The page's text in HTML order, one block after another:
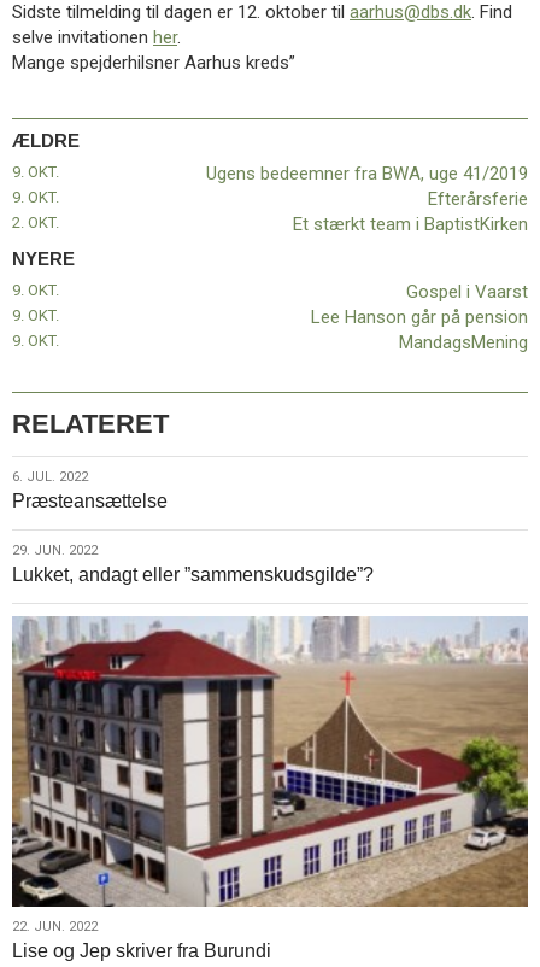
9.0:
Forside
10.0:
Nyheder
11.0:
Kalender
13.0:
Værktøjskassen
14.0:
Mission
15.0:
Om
BaptistKirken
16.0:
Kontakt
Næste
indlæg:
Gospel
indlæg:
Ugens
bedeemner
fra
BWA,
uge
Sidste tilmelding til dagen er 12. oktober til aarhus@dbs.dk. Find
selve invitationen her.
Mange spejderhilsner Aarhus kreds”
ÆLDRE
9. OKT. Ugens bedeemner fra BWA, uge 41/2019
9. OKT. Efterårsferie
2. OKT. Et stærkt team i BaptistKirken
NYERE
Gospel i Vaarst
9. OKT.
Lee Hanson går på pension
9. OKT.
MandagsMening
9. OKT.
RELATERET
6.
jul.
2022
6. JUL. 2022
Præsteansættelse
29.
jun.
2022
29. JUN. 2022
Lukket, andagt eller ”sammenskudsgilde”?
22.
jun.
22. JUN. 2022
Lise og Jep skriver fra Burundi